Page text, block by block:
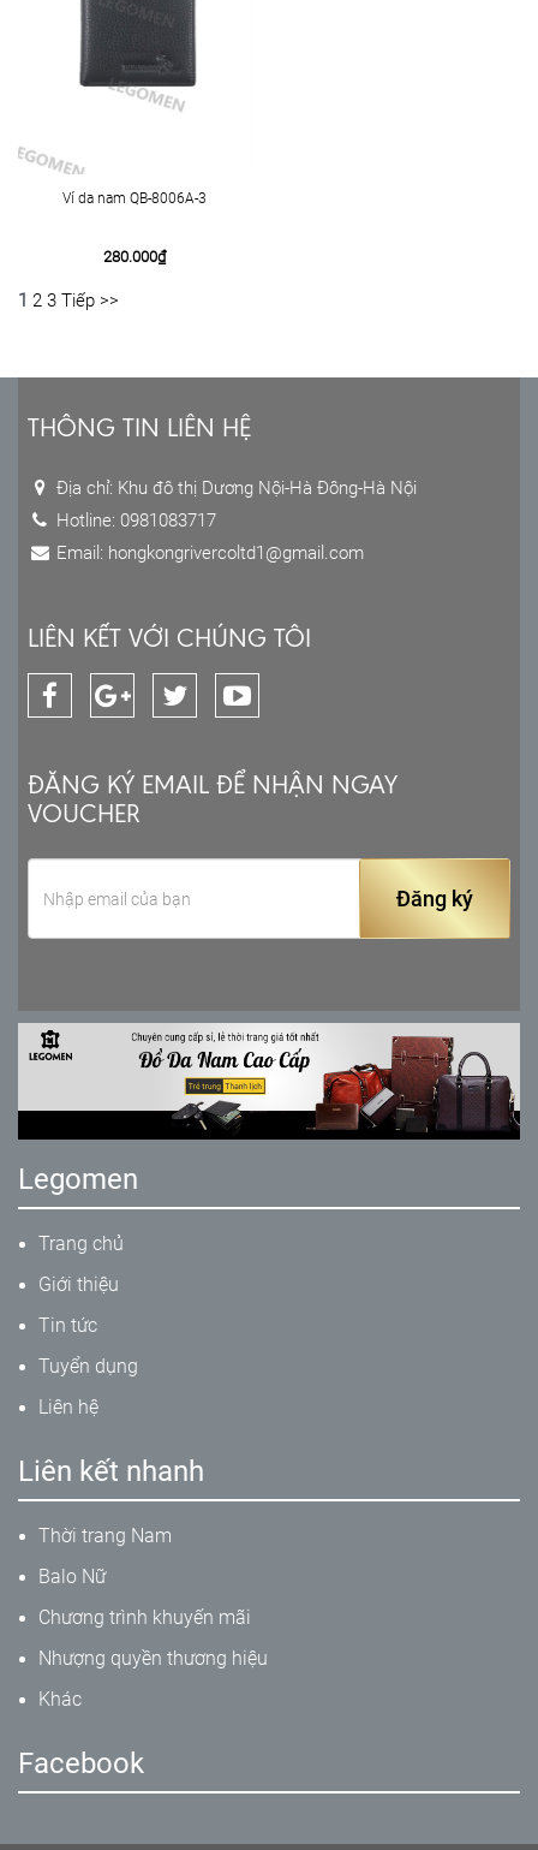
Ví da nam QB-8006A-3
280.000₫
1 2 3 Tiếp >>
THÔNG TIN LIÊN HỆ
Địa chỉ: Khu đô thị Dương Nội-Hà Đông-Hà Nội
Hotline: 0981083717
Email: hongkongrivercoltd1@gmail.com
LIÊN KẾT VỚI CHÚNG TÔI
ĐĂNG KÝ EMAIL ĐỂ NHẬN NGAY
VOUCHER
Đăng ký
Legomen
Trang chủ
Giới thiệu
Tin tức
Tuyển dụng
Liên hệ
Liên kết nhanh
Thời trang Nam
Balo Nữ
Chương trình khuyến mãi
Nhượng quyền thương hiệu
Khác
Facebook